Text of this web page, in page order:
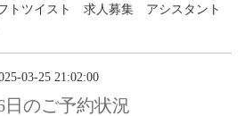
トツイスト 求人募集 アシスタント
03-25 21:02:00
日のご予約状況